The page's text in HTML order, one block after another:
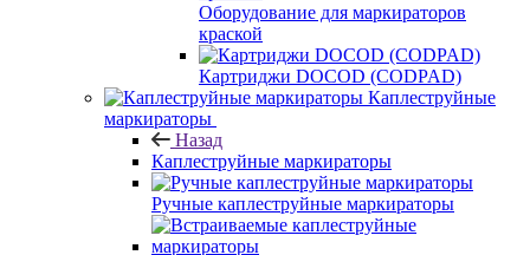
Оборудование для маркираторов
краской
Картриджи DOCOD (CODPAD)
Каплеструйные
маркираторы
Назад
Каплеструйные маркираторы
Ручные каплеструйные маркираторы